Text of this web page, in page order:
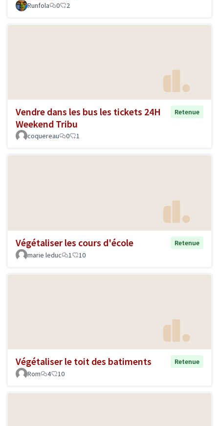
Runfola 0 2
Vendre dans les bus les tickets 24H
Weekend Tribu
Retenue
coquereau 0 1
Végétaliser les cours d'école
Retenue
marie leduc
1 10
Végétaliser le toit des batiments
Retenue
Rom
4 10